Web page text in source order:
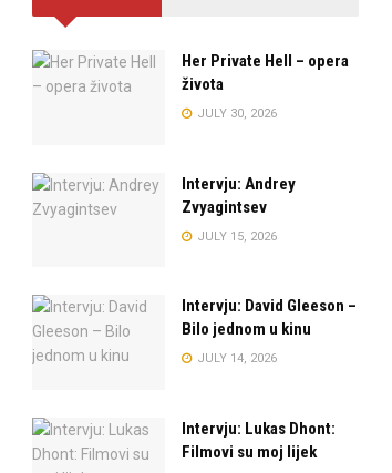
Her Private Hell – opera
života
JULY 30, 2026
Intervju: Andrey
Zvyagintsev
JULY 15, 2026
Intervju: David Gleeson –
Bilo jednom u kinu
JULY 14, 2026
Intervju: Lukas Dhont:
Filmovi su moj lijek